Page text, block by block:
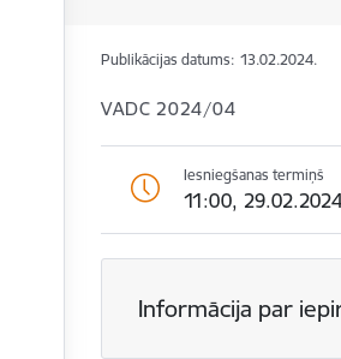
Publikācijas datums: 13.02.2024.
VADC 2024/04
Iesniegšanas termiņš
11:00, 29.02.2024
Informācija par